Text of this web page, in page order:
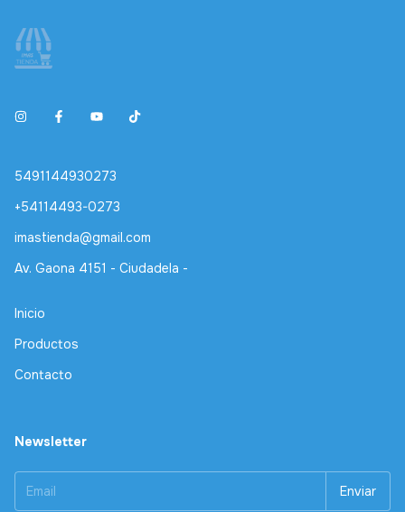
5491144930273
+54114493-0273
imastienda@gmail.com
Av. Gaona 4151 - Ciudadela -
Inicio
Productos
Contacto
Newsletter